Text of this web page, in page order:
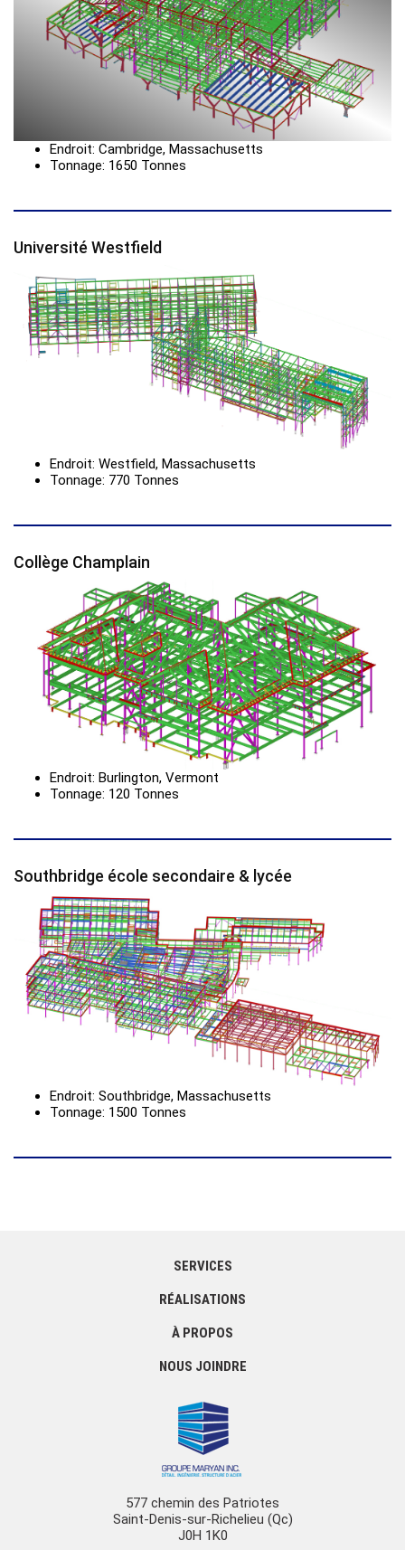
Endroit: Cambridge, Massachusetts
Tonnage: 1650 Tonnes
Université Westfield
Endroit: Westfield, Massachusetts
Tonnage: 770 Tonnes
Collège Champlain
Endroit: Burlington, Vermont
Tonnage: 120 Tonnes
Southbridge école secondaire & lycée
Endroit: Southbridge, Massachusetts
Tonnage: 1500 Tonnes
SERVICES
RÉALISATIONS
À PROPOS
NOUS JOINDRE
577 chemin des Patriotes
Saint-Denis-sur-Richelieu (Qc)
J0H 1K0